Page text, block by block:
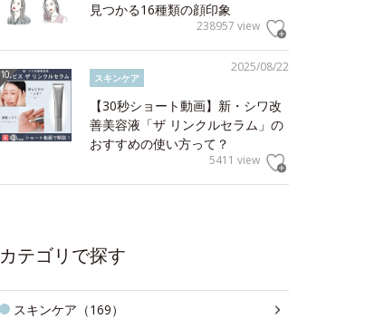
見つかる16種類の顔印象
238957 view
2025/08/22
スキンケア
【30秒ショート動画】新・シワ改
善美容液「ザ リンクルセラム」の
おすすめの使い方って？
5411 view
カテゴリで探す
スキンケア（169）